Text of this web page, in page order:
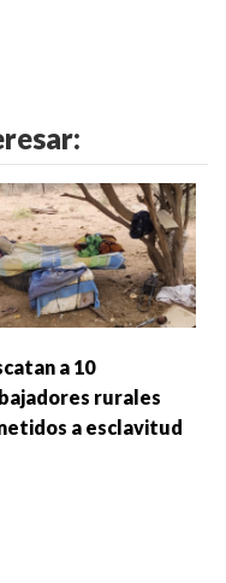
a 10
rurales
a esclavitud